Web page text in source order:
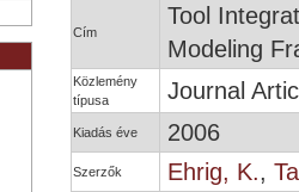
Cím
Tool
Modeling
Közlemény
típusa
Journal
Kiadás éve 2006
Szerzők Ehrig, K.,